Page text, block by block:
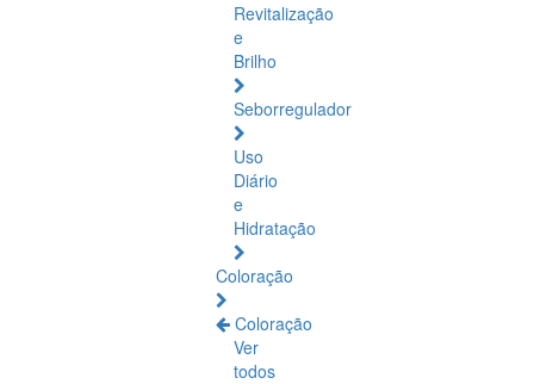
Revitalização
e
Brilho
Seborregulador
Uso
Diário
e
Hidratação
Coloração
Coloração
Ver
todos